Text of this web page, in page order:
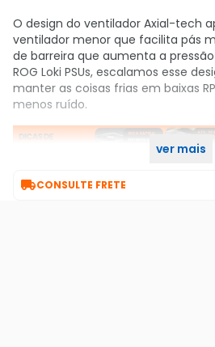
O design do ventilador Axial-tech
ventilador menor que facilita pás
de barreira que aumenta a
ROG Loki PSUs, escalamos esse
manter as coisas frias em baixas
menos ruído.
ver mais
CONSULTE FRETE